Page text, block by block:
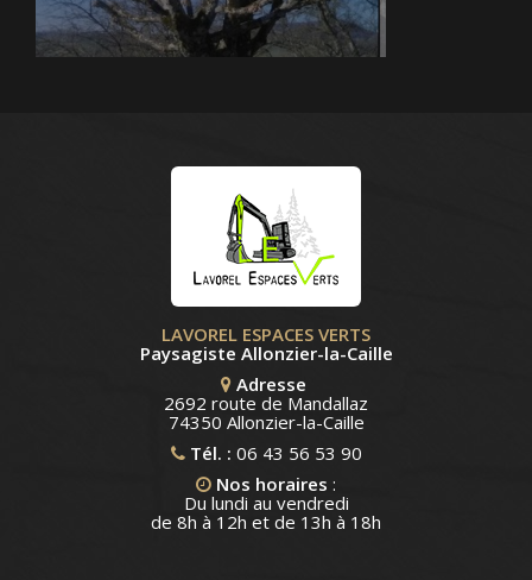
LAVOREL ESPACES VERTS
Paysagiste Allonzier-la-Caille
Adresse
2692 route de Mandallaz
74350 Allonzier-la-Caille
Tél. : 06 43 56 53 90
Nos horaires :
Du lundi au vendredi
de 8h à 12h et de 13h à 18h